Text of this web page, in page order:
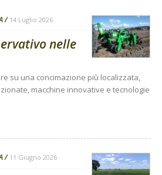
14 Luglio 2026
nelle
su una concimazione più localizzata,
macchine innovative e tecnologie
11 Giugno 2026